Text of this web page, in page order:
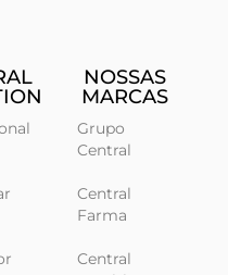
NOSSAS
MARCAS
Grupo
Central
Central
Farma
Central